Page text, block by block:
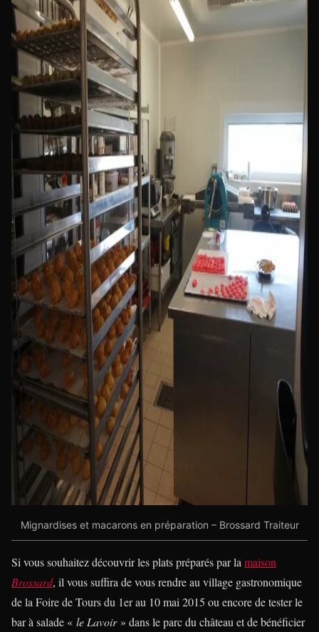
Mignardises et macarons en préparation – Brossard Traiteur
Si vous souhaitez découvrir les plats préparés par la maison
Brossard, il vous suffira de vous rendre au village gastronomique
de la Foire de Tours du 1er au 10 mai 2015 ou encore de tester le
bar à salade « le Lavoir» dans le parc du château et de bénéficier